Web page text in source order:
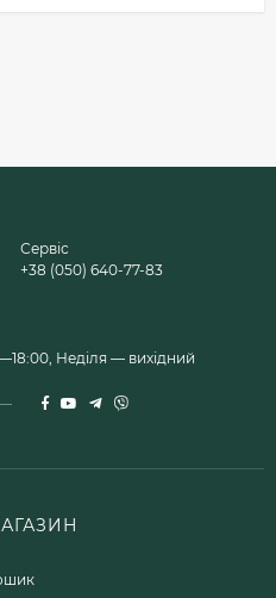
Сервіс
+38 (050) 640-77-83
Неділя — вихідний